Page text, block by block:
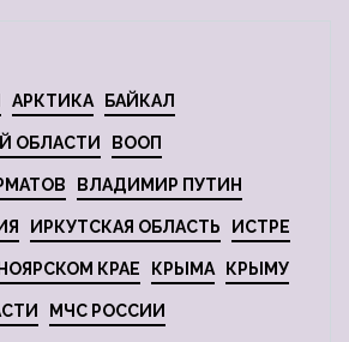
АРКТИКА БАЙКАЛ
ОБЛАСТИ ВООП
ВЛАДИМИР ПУТИН
ИРКУТСКАЯ ОБЛАСТЬ ИСТРЕ
КРАЕ КРЫМА КРЫМУ
МЧС РОССИИ